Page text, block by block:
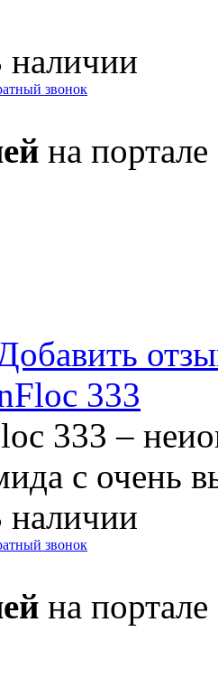
наличии
звонок
на портале
333
333 –
с очень
наличии
звонок
на портале